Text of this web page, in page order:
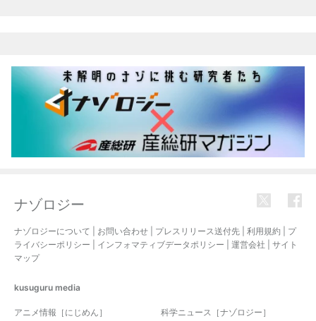
ナゾロジー
ナゾロジーについて お問い合わせ プレスリリース送付先 利用規約
プ
ライバシーポリシー
インフォマティブデータポリシー 運営会社
サイト
マップ
kusuguru media
アニメ情報［にじめん］ 科学ニュース［ナゾロジー］